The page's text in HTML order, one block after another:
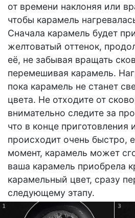
от времени наклоняя или
чтобы карамель
Сначала карамель будет
желтоватый оттенок,
её, не забывая вращать
перемешивая карамель.
пока карамель не станет
цвета. Не отходите от
внимательно следите за
что в конце приготовления
происходит очень быстро,
момент, карамель может
ваша карамель приобрела
карамельный цвет, сразу
следующему этапу.